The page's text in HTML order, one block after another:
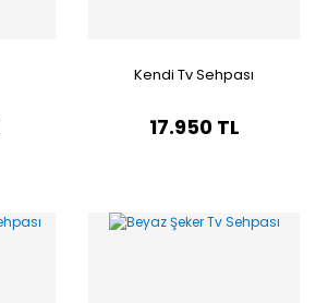
Kendi Tv Sehpası
17.950 TL